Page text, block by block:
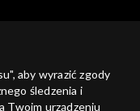
aby wyrazić zgody
śledzenia i
Twoim urządzeniu